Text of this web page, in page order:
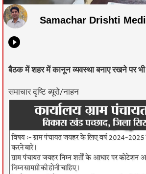
Samachar Drishti
बैठक में शहर में कानून व्यवस्था बनाए रखने पर भी
समाचार दृष्टि ब्यूरो/नाहन